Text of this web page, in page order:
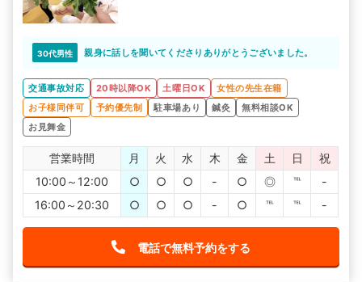
30代男性 親身に話しを聞いてくださりありがとうございました。
交通事故対応 20時以降OK 土曜日OK
女性の先生在籍
お子様同伴可
予約優先制 駐車場あり 鍼灸
無料相談OK
お見舞金
営業時間 月 火 水 木 金 土 日
祝
10:00～12:00
○ ○ ○ - ○ ◎ ℡
-
16:00～20:30
○ ○ ○ - ○ ℡ ℡ -
電話で無料予約をする